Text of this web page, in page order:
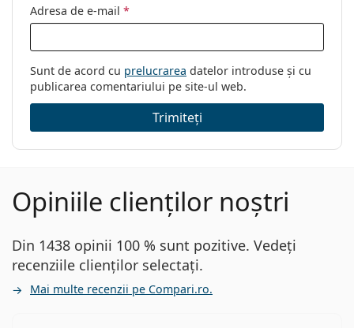
Adresa de e-mail *
Sunt de acord cu prelucrarea datelor introduse și cu
publicarea comentariului pe site-ul web.
Trimiteți
Opiniile clienților noștri
Din 1438 opinii 100 % sunt pozitive. Vedeți
recenziile clienților selectați.
Mai multe recenzii pe Compari.ro.